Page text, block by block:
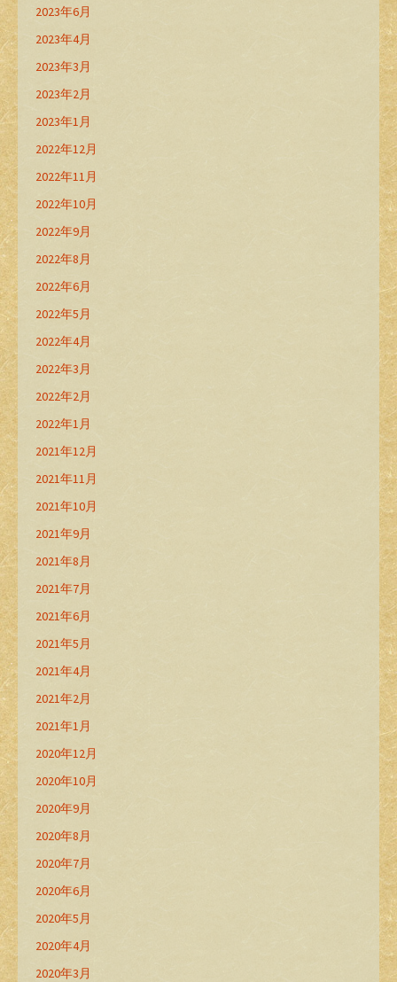
2023年6月
2023年4月
2023年3月
2023年2月
2023年1月
2022年12月
2022年11月
2022年10月
2022年9月
2022年8月
2022年6月
2022年5月
2022年4月
2022年3月
2022年2月
2022年1月
2021年12月
2021年11月
2021年10月
2021年9月
2021年8月
2021年7月
2021年6月
2021年5月
2021年4月
2021年2月
2021年1月
2020年12月
2020年10月
2020年9月
2020年8月
2020年7月
2020年6月
2020年5月
2020年4月
2020年3月